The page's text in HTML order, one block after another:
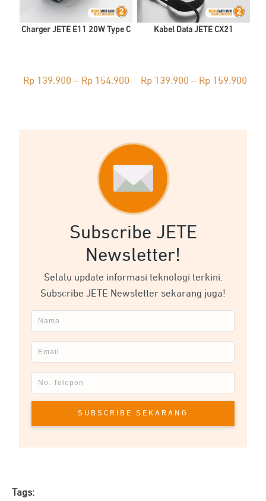
Charger JETE E11 20W Type C
Rp139.900 – Rp154.900Price
through
Rp 154.900
Kabel Data JETE CX21
Rp139.900 – Rp159.900
Subscribe JETE
Newsletter!
Selalu update informasi teknologi terkini.
Subscribe JETE Newsletter sekarang juga!
SUBSCRIBE SEKARANG
Tags: